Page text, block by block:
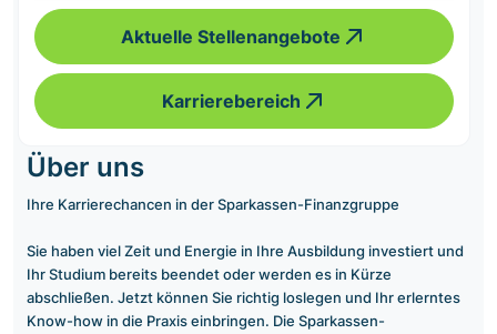
Aktuelle Stellenangebote
Karrierebereich
Über uns
Ihre Karrierechancen in der Sparkassen-Finanzgruppe
Sie haben viel Zeit und Energie in Ihre Ausbildung investiert und
Ihr Studium bereits beendet oder werden es in Kürze
abschließen. Jetzt können Sie richtig loslegen und Ihr erlerntes
Know-how in die Praxis einbringen. Die Sparkassen-